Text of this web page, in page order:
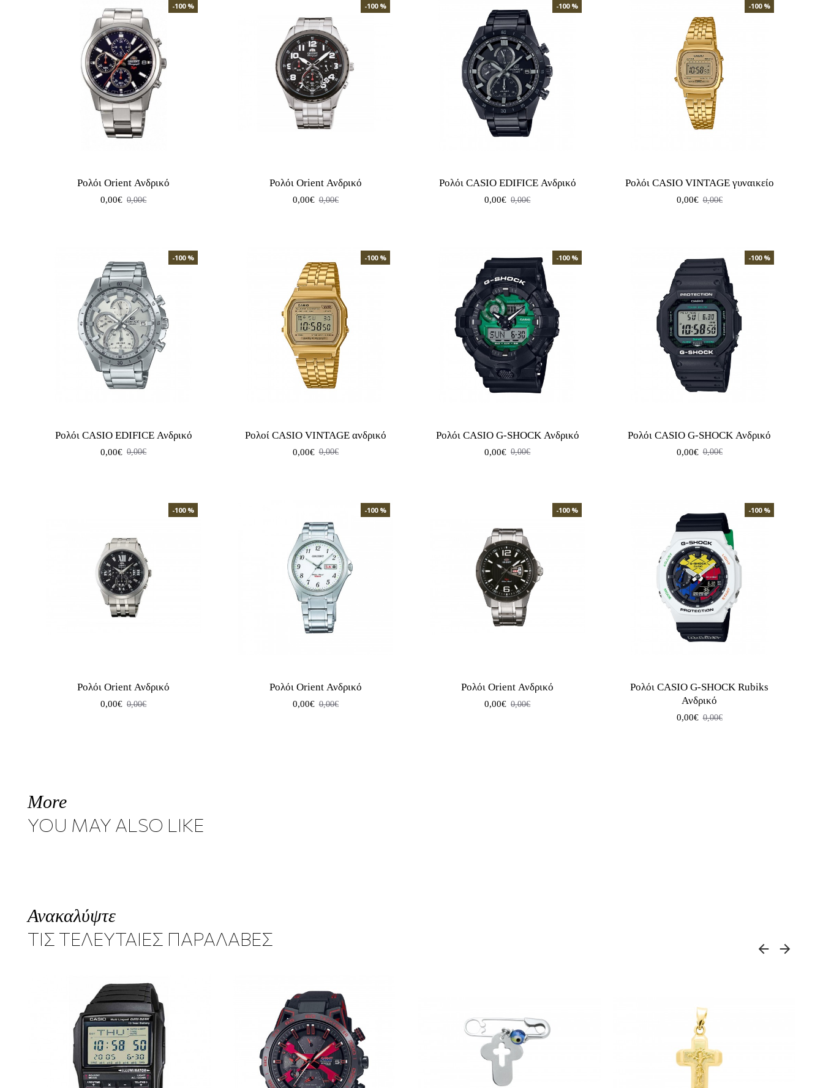
-100 %
Ρολόι Orient Ανδρικό
0,00€ 0,00€
-100 %
Ρολόι Orient Ανδρικό
0,00€ 0,00€
-100 %
Ρολόι CASIO EDIFICE Ανδρικό
0,00€ 0,00€
-100 %
Ρολόι CASIO VINTAGE γυναικείο
0,00€ 0,00€
-100 %
Ρολόι CASIO EDIFICE Ανδρικό
0,00€ 0,00€
-100 %
Ρολοί CASIO VINTAGE ανδρικό
0,00€ 0,00€
-100 %
Ρολόι CASIO G-SHOCK Ανδρικό
0,00€ 0,00€
-100 %
Ρολόι CASIO G-SHOCK Ανδρικό
0,00€ 0,00€
-100 %
Ρολόι Orient Ανδρικό
0,00€ 0,00€
-100 %
Ρολόι Orient Ανδρικό
0,00€ 0,00€
-100 %
Ρολόι Orient Ανδρικό
0,00€ 0,00€
-100 %
Ρολόι CASIO G-SHOCK Rubiks
Ανδρικό
0,00€ 0,00€
More
YOU MAY ALSO LIKE
Ανακαλύψτε
ΤΙΣ ΤΕΛΕΥΤΑΙΕΣ ΠΑΡΑΛΑΒΕΣ